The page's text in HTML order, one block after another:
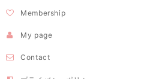
Membership
My page
Contact